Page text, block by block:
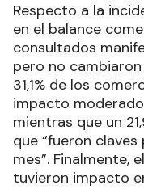
Respecto a la
en el balance
consultados
pero no cambiaron
31,1% de los
impacto
mientras que un
que “fueron
mes”. Finalmente,
tuvieron impacto